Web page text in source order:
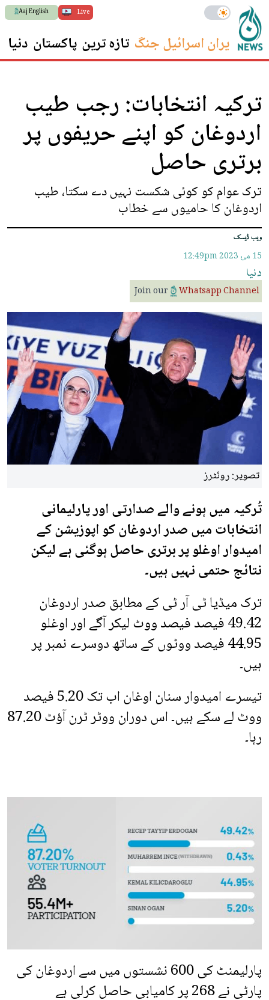
Live
Aaj English
ایران اسرائیل جنگ تازہ ترین پاکستان دنیا
ترکیہ انتخابات: رجب طیب
اردوغان کو اپنے حریفوں پر
برتری حاصل
ترک عوام کو کوئی شکست نہیں دے سکتا، طیب
اردوغان کا حامیوں سے خطاب
ویب ڈیسک
15 مئ 2023 12:49pm
دنیا
Join our Whatsapp Channel
تصویر: روئٹرز
تُرکیہ میں ہونے والے صدارتی اور پارلیمانی
انتخابات میں صدر اردوغان کو اپوزیشن کے
امیدوار اوغلو پر برتری حاصل ہوگئی ہے لیکن
نتائج حتمی نہیں ہیں۔
ترک میڈیا ٹی آر ٹی کے مطابق صدر اردوغان
49.42 فیصد فیصد ووٹ لیکر آگے اور اوغلو
44.95 فیصد ووٹوں کے ساتھ دوسرے نمبر پر
ہیں۔
تیسرے امیدوار سنان اوغان اب تک 5.20 فیصد
ووٹ لے سکے ہیں۔ اس دوران ووٹر ٹرن آؤٹ 87.20
رہا۔
پارلیمنٹ کی 600 نشستوں میں سے اردوغان کی
پارٹی نے 268 پر کامیابی حاصل کرلی ہے